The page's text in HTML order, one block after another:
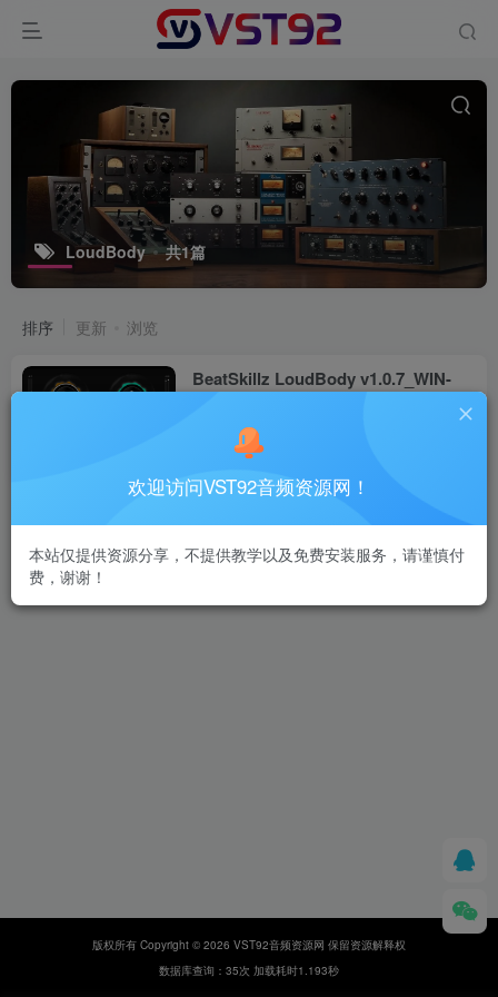
LoudBody 共1篇
排序 更新 浏览
BeatSkillz LoudBody v1.0.7_WIN-
VST插件
6个月前
版权所有 Copyright © 2026 VST92音频资源网 保留资源解释权
数据库查询：35次 加载耗时1.193秒
欢迎访问VST92音频资源网！
本站仅提供资源分享，不提供教学以及免费安装服务，请谨慎付
费，谢谢！